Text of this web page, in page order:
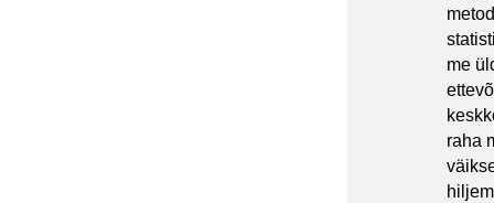
me
raha